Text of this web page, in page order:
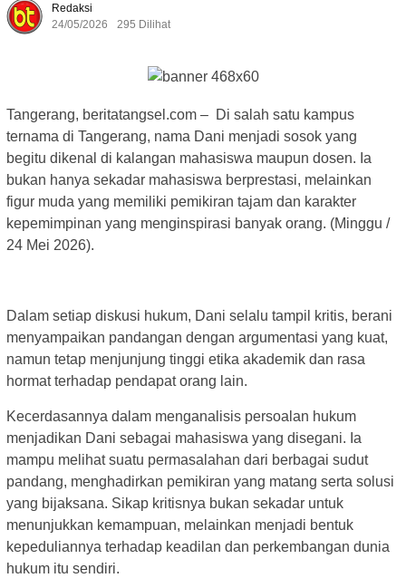
Redaksi
24/05/2026
295 Dilihat
Tangerang, beritatangsel.com – Di salah satu kampus
ternama di Tangerang, nama Dani menjadi sosok yang
begitu dikenal di kalangan mahasiswa maupun dosen. Ia
bukan hanya sekadar mahasiswa berprestasi, melainkan
figur muda yang memiliki pemikiran tajam dan karakter
kepemimpinan yang menginspirasi banyak orang. (Minggu /
24 Mei 2026).
Dalam setiap diskusi hukum, Dani selalu tampil kritis, berani
menyampaikan pandangan dengan argumentasi yang kuat,
namun tetap menjunjung tinggi etika akademik dan rasa
hormat terhadap pendapat orang lain.
Kecerdasannya dalam menganalisis persoalan hukum
menjadikan Dani sebagai mahasiswa yang disegani. Ia
mampu melihat suatu permasalahan dari berbagai sudut
pandang, menghadirkan pemikiran yang matang serta solusi
yang bijaksana. Sikap kritisnya bukan sekadar untuk
menunjukkan kemampuan, melainkan menjadi bentuk
kepeduliannya terhadap keadilan dan perkembangan dunia
hukum itu sendiri.